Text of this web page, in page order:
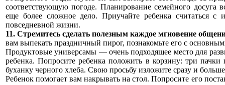
соответствующую погоде. Планирование семейного досуга
еще более сложное дело. Приучайте ребенка считаться
повседневной жизни.
11. Стремитесь сделать полезным каждое мгновение
вам выпекать праздничный пирог, познакомьте его с
Продуктовые универсамы — очень подходящее место для
ребенка. Попросите ребенка положить в корзину: три пачки
буханку черного хлеба. Свою просьбу изложите сразу и
Ребенок помогает вам накрывать на стол. Попросите его